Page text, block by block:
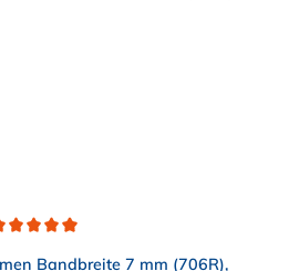
Bandbreite 7 mm (706R),